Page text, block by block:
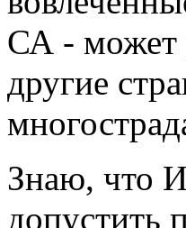
СА - может
другие
Знаю, что
допустить